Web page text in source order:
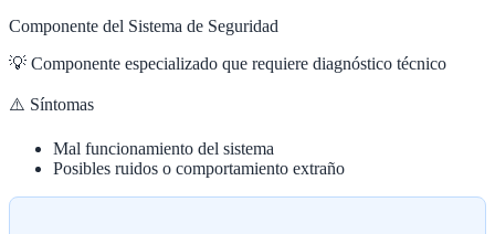
Componente del Sistema de Seguridad
💡 Componente especializado que requiere diagnóstico técnico
⚠️ Síntomas
Mal funcionamiento del sistema
Posibles ruidos o comportamiento extraño